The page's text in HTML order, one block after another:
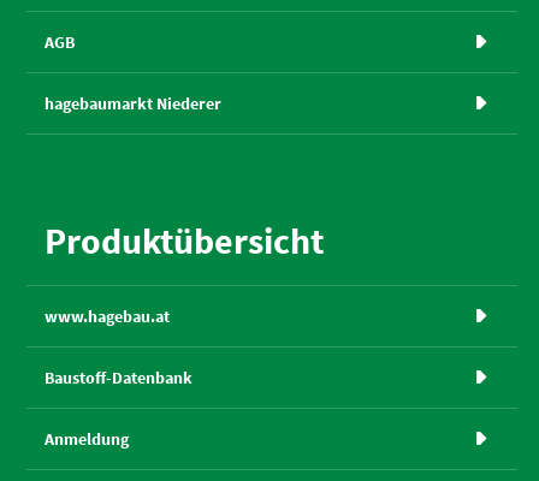
AGB 
hagebaumarkt Niederer 
Produktübersicht
www.hagebau.at 
Baustoff-Datenbank 
Anmeldung 